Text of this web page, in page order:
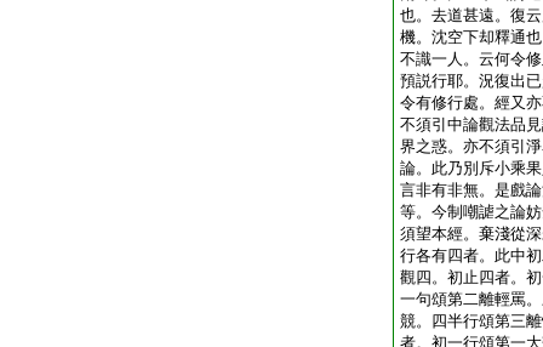
也。去道甚遠。復
機。沈空下却釋通
不識一人。云何令
預説行耶。況復出
令有修行處。經又
不須引中論觀法品
界之惑。亦不須引
論。此乃別斥小乘
言非有非無。是戲
等。今制嘲謔之論
須望本經。棄淺從
行各有四者。此中
觀四。初止四者。
一句頌第二離輕罵
競。四半行頌第三
者。初一行頌第一